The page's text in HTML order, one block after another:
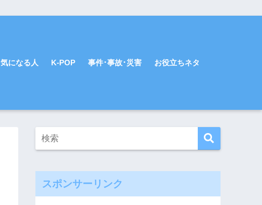
気になる人 K-POP 事件･事故･災害 お役立ちネタ
スポンサーリンク